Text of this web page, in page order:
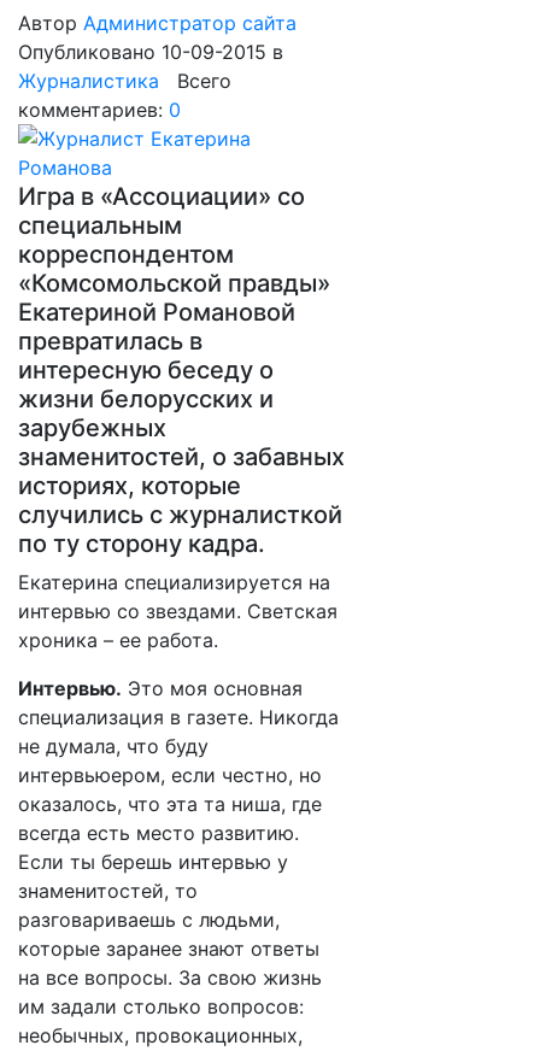
Автор Администратор сайта
Опубликовано 10-09-2015 в
Журналистика Всего
комментариев: 0
Игра в «Ассоциации» со
специальным
корреспондентом
«Комсомольской правды»
Екатериной Романовой
превратилась в
интересную беседу о
жизни белорусских и
зарубежных
знаменитостей, о забавных
историях, которые
случились с журналисткой
по ту сторону кадра.
Екатерина специализируется на
интервью со звездами. Светская
хроника – ее работа.
Интервью. Это моя основная
специализация в газете. Никогда
не думала, что буду
интервьюером, если честно, но
оказалось, что эта та ниша, где
всегда есть место развитию.
Если ты берешь интервью у
знаменитостей, то
разговариваешь с людьми,
которые заранее знают ответы
на все вопросы. За свою жизнь
им задали столько вопросов:
необычных, провокационных,